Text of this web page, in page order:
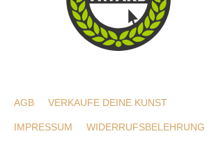
AGB VERKAUFE DEINE KUNST
IMPRESSUM WIDERRUFSBELEHRUNG